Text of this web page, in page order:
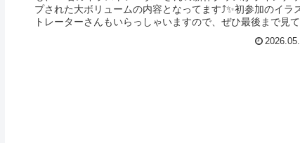
プされた大ボリュームの内容となってます⤴✨初参加のイラ
トレーターさんもいらっしゃいますので、ぜひ最後まで見て